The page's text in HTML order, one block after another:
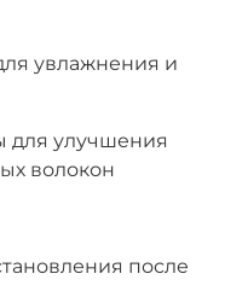
увлажнения и
для улучшения
волокон
после